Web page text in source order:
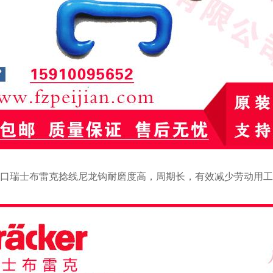
瑞士布雷克捻线尼龙钩耐磨度高，周期长，有效减少劳动用